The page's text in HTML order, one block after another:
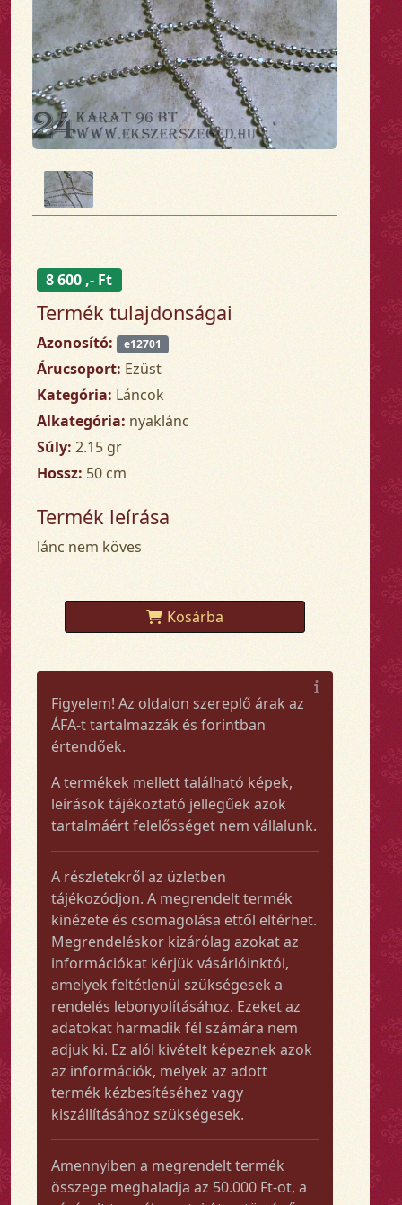
8 600 ,- Ft
Termék tulajdonságai
Azonosító: e12701
Árucsoport: Ezüst
Kategória: Láncok
Alkategória: nyaklánc
Súly: 2.15 gr
Hossz: 50 cm
Termék leírása
lánc nem köves
Kosárba
Figyelem! Az oldalon szereplő árak az
ÁFA-t tartalmazzák és forintban
értendőek.
A termékek mellett található képek,
leírások tájékoztató jellegűek azok
tartalmáért felelősséget nem vállalunk.
A részletekről az üzletben
tájékozódjon. A megrendelt termék
kinézete és csomagolása ettől eltérhet.
Megrendeléskor kizárólag azokat az
információkat kérjük vásárlóinktól,
amelyek feltétlenül szükségesek a
rendelés lebonyolításához. Ezeket az
adatokat harmadik fél számára nem
adjuk ki. Ez alól kivételt képeznek azok
az információk, melyek az adott
termék kézbesítéséhez vagy
kiszállításához szükségesek.
Amennyiben a megrendelt termék
összege meghaladja az 50.000 Ft-ot, a